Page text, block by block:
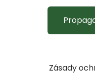
Zásady